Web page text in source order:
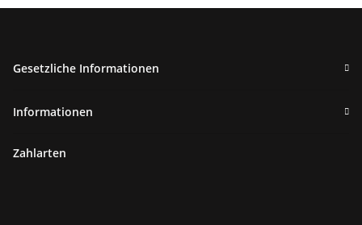
Gesetzliche Informationen
Informationen
Zahlarten